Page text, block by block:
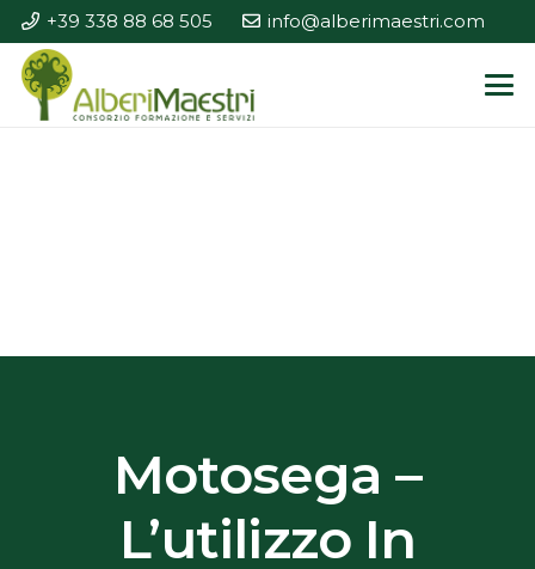
+39 338 88 68 505 info@alberimaestri.com
Motosega –
L’utilizzo In